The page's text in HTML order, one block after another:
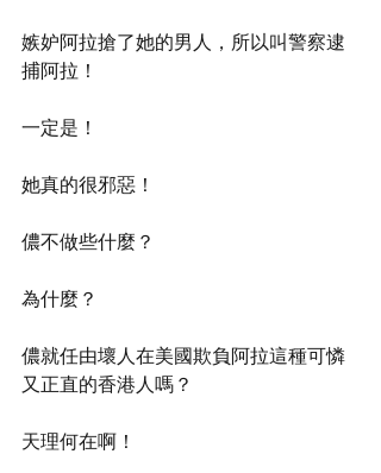
嫉妒阿拉搶了她的男人，所以叫警察逮
捕阿拉！
一定是！
她真的很邪惡！
儂不做些什麼？
為什麼？
儂就任由壞人在美國欺負阿拉這種可憐
又正直的香港人嗎？
天理何在啊！